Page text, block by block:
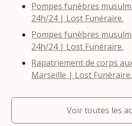
Pompes funèbres
24h/24 | Lost Funéraire.
Pompes funèbres
24h/24 | Lost Funéraire.
Rapatriement de corps
Marseille | Lost Funéraire.
Voir toutes les